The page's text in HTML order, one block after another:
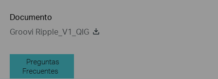
Documento
Groovi Ripple_V1_QIG
Preguntas
Frecuentes